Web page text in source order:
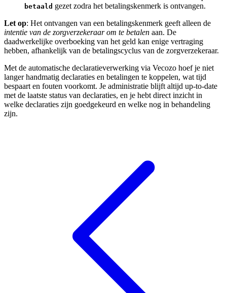
betaald gezet zodra het betalingskenmerk is ontvangen.
Let op: Het ontvangen van een betalingskenmerk geeft alleen de
intentie van de zorgverzekeraar om te betalen aan. De
daadwerkelijke overboeking van het geld kan enige vertraging
hebben, afhankelijk van de betalingscyclus van de zorgverzekeraar.
Met de automatische declaratieverwerking via Vecozo hoef je niet
langer handmatig declaraties en betalingen te koppelen, wat tijd
bespaart en fouten voorkomt. Je administratie blijft altijd up-to-date
met de laatste status van declaraties, en je hebt direct inzicht in
welke declaraties zijn goedgekeurd en welke nog in behandeling
zijn.